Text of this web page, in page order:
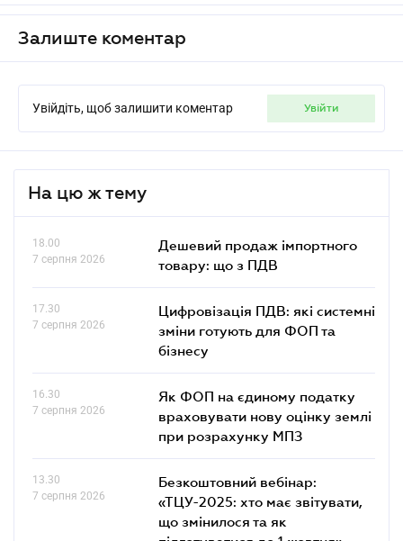
Залиште коментар
Увійдіть, щоб залишити коментар увійти
На цю ж тему
18.00
7 серпня 2026
Дешевий продаж імпортного
товару: що з ПДВ
17.30
7 серпня 2026
Цифровізація ПДВ: які системні
зміни готують для ФОП та
бізнесу
16.30
7 серпня 2026
Як ФОП на єдиному податку
враховувати нову оцінку землі
при розрахунку МПЗ
13.30
7 серпня 2026
Безкоштовний вебінар:
«ТЦУ-2025: хто має звітувати,
що змінилося та як